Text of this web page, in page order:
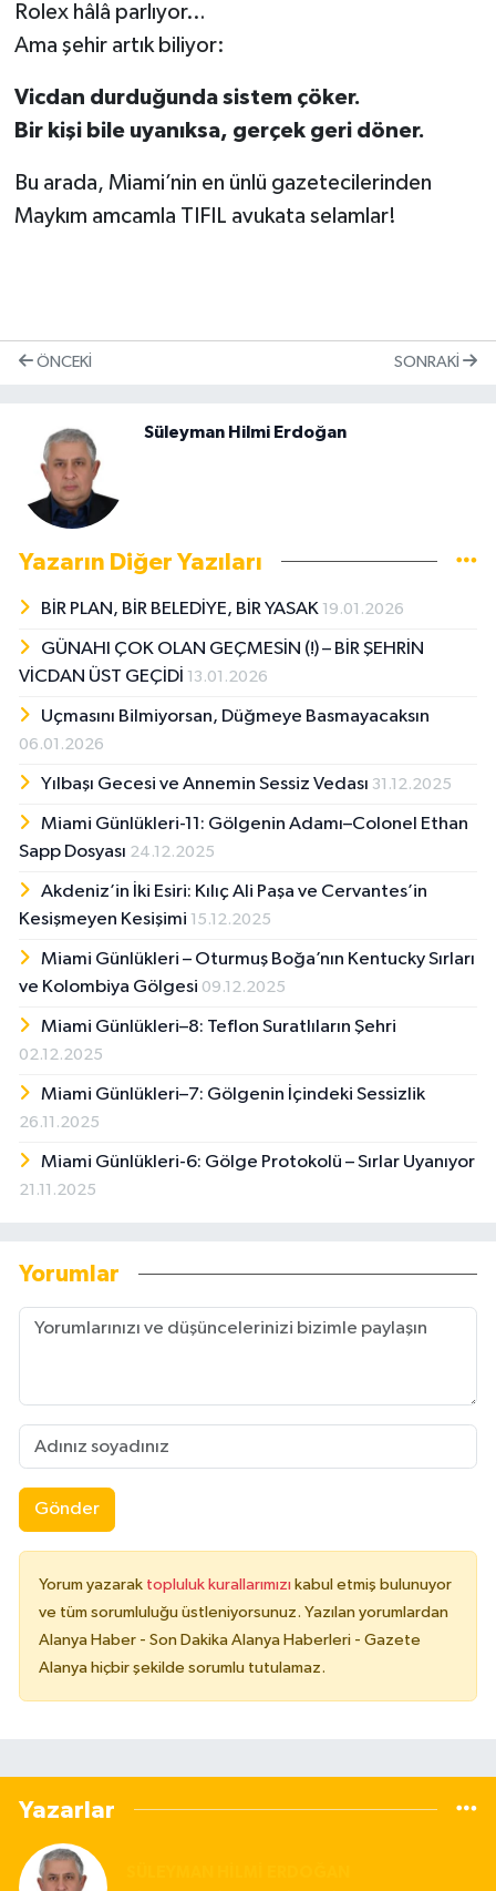
Rolex hâlâ parlıyor…
Ama şehir artık biliyor:
Vicdan durduğunda sistem çöker.
Bir kişi bile uyanıksa, gerçek geri döner.
Bu arada, Miami’nin en ünlü gazetecilerinden
Maykım amcamla TIFIL avukata selamlar!
ÖNCEKI SONRAKI
Süleyman Hilmi Erdoğan
Yazarın Diğer Yazıları
BİR PLAN, BİR BELEDİYE, BİR YASAK 19.01.2026
GÜNAHI ÇOK OLAN GEÇMESİN (!) – BİR ŞEHRİN
VİCDAN ÜST GEÇİDİ 13.01.2026
Uçmasını Bilmiyorsan, Düğmeye Basmayacaksın
06.01.2026
Yılbaşı Gecesi ve Annemin Sessiz Vedası 31.12.2025
Miami Günlükleri-11: Gölgenin Adamı–Colonel Ethan
Sapp Dosyası 24.12.2025
Akdeniz’in İki Esiri: Kılıç Ali Paşa ve Cervantes’in
Kesişmeyen Kesişimi 15.12.2025
Miami Günlükleri – Oturmuş Boğa’nın Kentucky Sırları
ve Kolombiya Gölgesi 09.12.2025
Miami Günlükleri–8: Teflon Suratlıların Şehri
02.12.2025
Miami Günlükleri–7: Gölgenin İçindeki Sessizlik
26.11.2025
Miami Günlükleri-6: Gölge Protokolü – Sırlar Uyanıyor
21.11.2025
Yorumlar
Gönder
Yorum yazarak topluluk kurallarımızı kabul etmiş bulunuyor
ve tüm sorumluluğu üstleniyorsunuz. Yazılan yorumlardan
Alanya Haber - Son Dakika Alanya Haberleri - Gazete
Alanya hiçbir şekilde sorumlu tutulamaz.
Yazarlar